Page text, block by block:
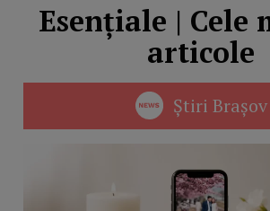
Esențiale | Cele
articole
Știri Brașov